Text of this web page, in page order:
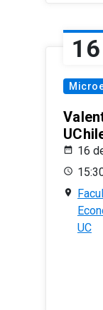
16
16
UC